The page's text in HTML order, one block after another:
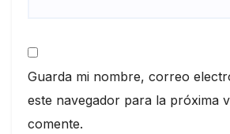
Guarda mi nombre, correo
este navegador para la próxima
comente.